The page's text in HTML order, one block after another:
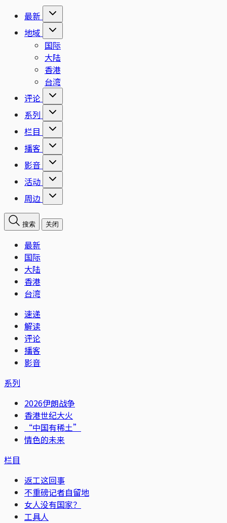
最新
地域
国际
大陆
香港
台湾
评论
系列
栏目
播客
影音
活动
周边
搜索 关闭
最新
国际
大陆
香港
台湾
速递
解读
评论
播客
影音
系列
2026伊朗战争
香港世纪大火
“中国有稀土”
情色的未来
栏目
返工这回事
不重磅记者自留地
女人没有国家？
工具人